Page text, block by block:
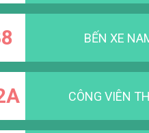
BẾN XE
CÔNG VIÊN